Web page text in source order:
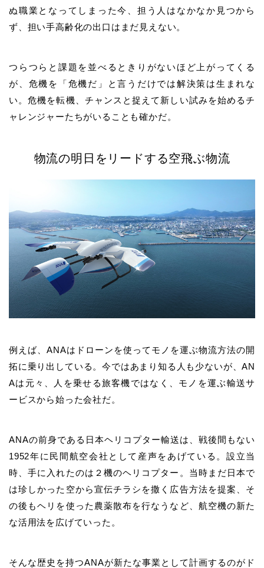
ぬ職業となってしまった今、担う人はなかなか見つから
ず、担い手高齢化の出口はまだ見えない。
つらつらと課題を並べるときりがないほど上がってくる
が、危機を「危機だ」と言うだけでは解決策は生まれな
い。危機を転機、チャンスと捉えて新しい試みを始めるチ
ャレンジャーたちがいることも確かだ。
物流の明日をリードする空飛ぶ物流
例えば、ANAはドローンを使ってモノを運ぶ物流方法の開
拓に乗り出している。今ではあまり知る人も少ないが、AN
Aは元々、人を乗せる旅客機ではなく、モノを運ぶ輸送サ
ービスから始った会社だ。
ANAの前身である日本ヘリコプター輸送は、戦後間もない
1952年に民間航空会社として産声をあげている。設立当
時、手に入れたのは２機のヘリコプター。当時まだ日本で
は珍しかった空から宣伝チラシを撒く広告方法を提案、そ
の後もヘリを使った農薬散布を行なうなど、航空機の新た
な活用法を広げていった。
そんな歴史を持つANAが新たな事業として計画するのがド